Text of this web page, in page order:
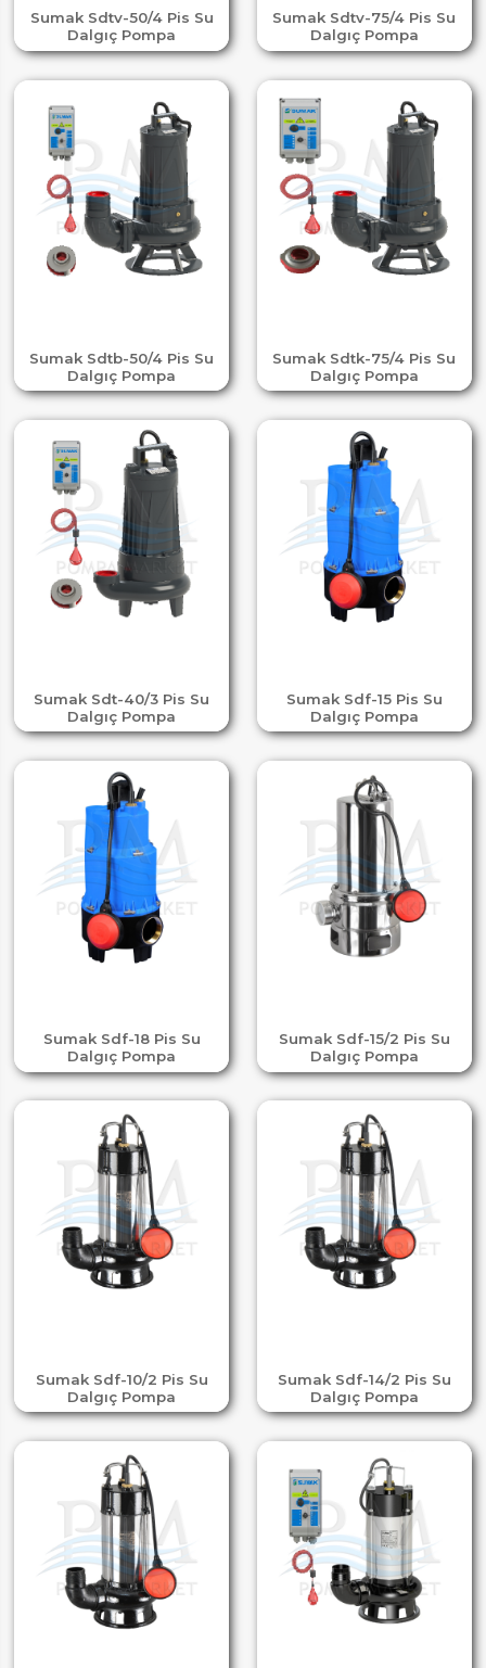
Sumak Sdtv-50/4 Pis Su
Dalgıç Pompa
Sumak Sdtv-75/4 Pis Su
Dalgıç Pompa
Sumak Sdtb-50/4 Pis Su
Dalgıç Pompa
Sumak Sdtk-75/4 Pis Su
Dalgıç Pompa
Sumak Sdt-40/3 Pis Su
Dalgıç Pompa
Sumak Sdf-15 Pis Su
Dalgıç Pompa
Sumak Sdf-18 Pis Su
Dalgıç Pompa
Sumak Sdf-15/2 Pis Su
Dalgıç Pompa
Sumak Sdf-10/2 Pis Su
Dalgıç Pompa
Sumak Sdf-14/2 Pis Su
Dalgıç Pompa